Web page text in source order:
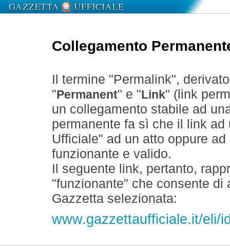
Collegamento
Il termine "Permalink",
" Permanent" e " Link" (link
un collegamento stabile ad
permanente fa sì che il link
Ufficiale" ad un atto oppure
funzionante e valido.
Il seguente link, pertanto,
"funzionante" che consente
Gazzetta selezionata:
www.gazzettaufficiale.it/eli/